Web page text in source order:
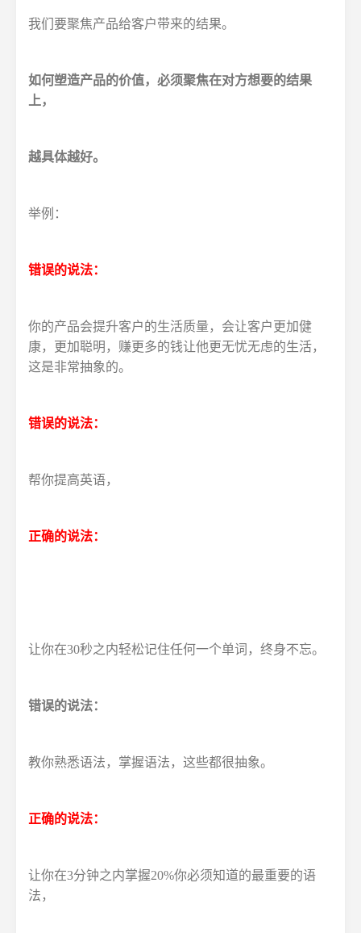
我们要聚焦产品给客户带来的结果。
如何塑造产品的价值，必须聚焦在对方想要的结果
上，
越具体越好。
举例：
错误的说法：
你的产品会提升客户的生活质量，会让客户更加健
康，更加聪明，赚更多的钱让他更无忧无虑的生活，
这是非常抽象的。
错误的说法：
帮你提高英语，
正确的说法：
让你在30秒之内轻松记住任何一个单词，终身不忘。
错误的说法：
教你熟悉语法，掌握语法，这些都很抽象。
正确的说法：
让你在3分钟之内掌握20%你必须知道的最重要的语
法，